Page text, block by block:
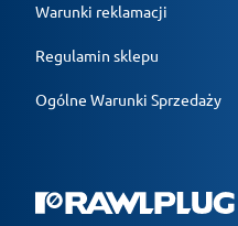
Warunki reklamacji
Regulamin sklepu
Ogólne Warunki Sprzedaży